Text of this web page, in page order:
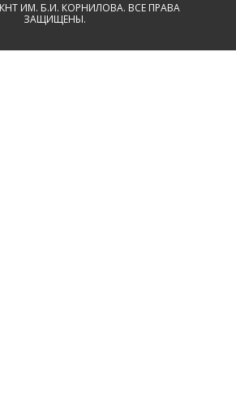
ИМ. Б.И. КОРНИЛОВА. ВСЕ ПРАВА
ЗАЩИЩЕНЫ.